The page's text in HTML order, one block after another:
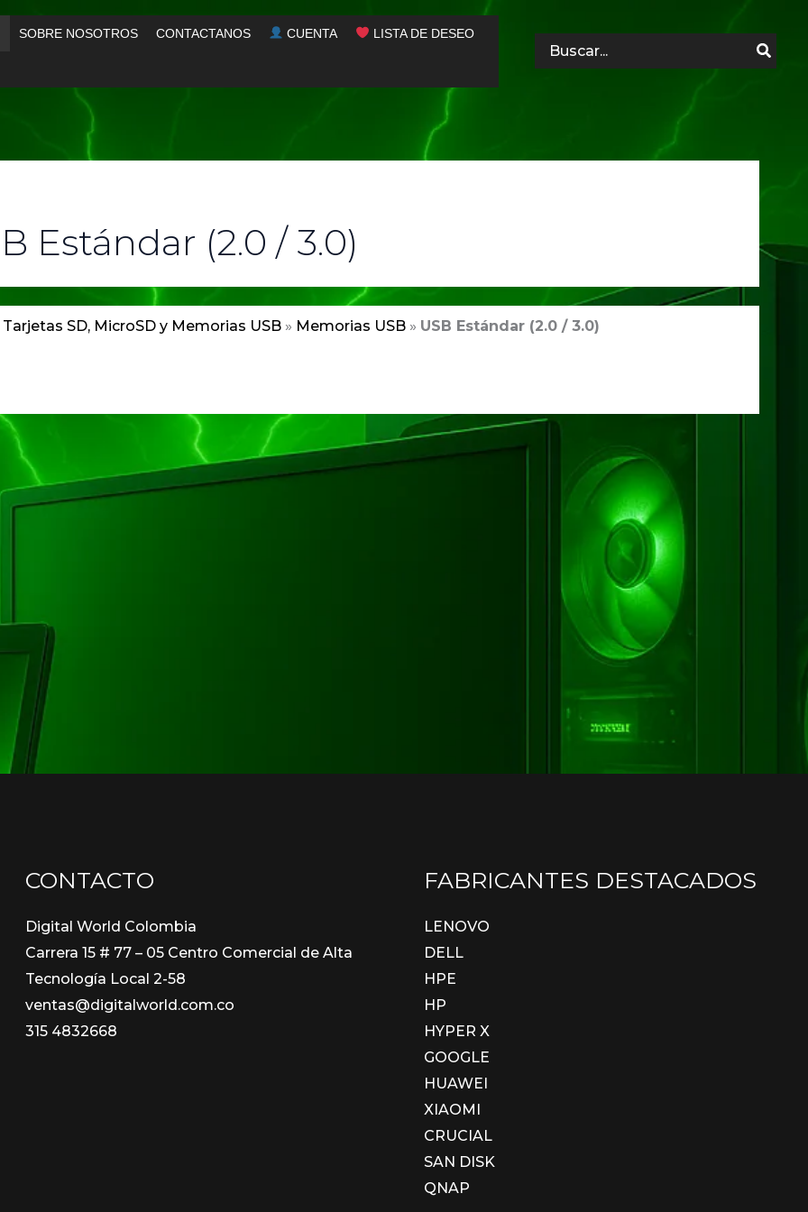
SOBRE NOSOTROS CONTACTANOS CUENTA LISTA DE DESEO
Search
for:
Estándar (2.0 / 3.0)
Tarjetas SD, MicroSD y Memorias USB» Memorias USB» USB Estándar (2.0 / 3.0)
CONTACTO
Digital World Colombia
Carrera 15 # 77 – 05 Centro Comercial de Alta
Tecnología Local 2-58
ventas@digitalworld.com.co
315 4832668
FABRICANTES DESTACADOS
LENOVO
DELL
HPE
HP
HYPER X
GOOGLE
HUAWEI
XIAOMI
CRUCIAL
SAN DISK
QNAP